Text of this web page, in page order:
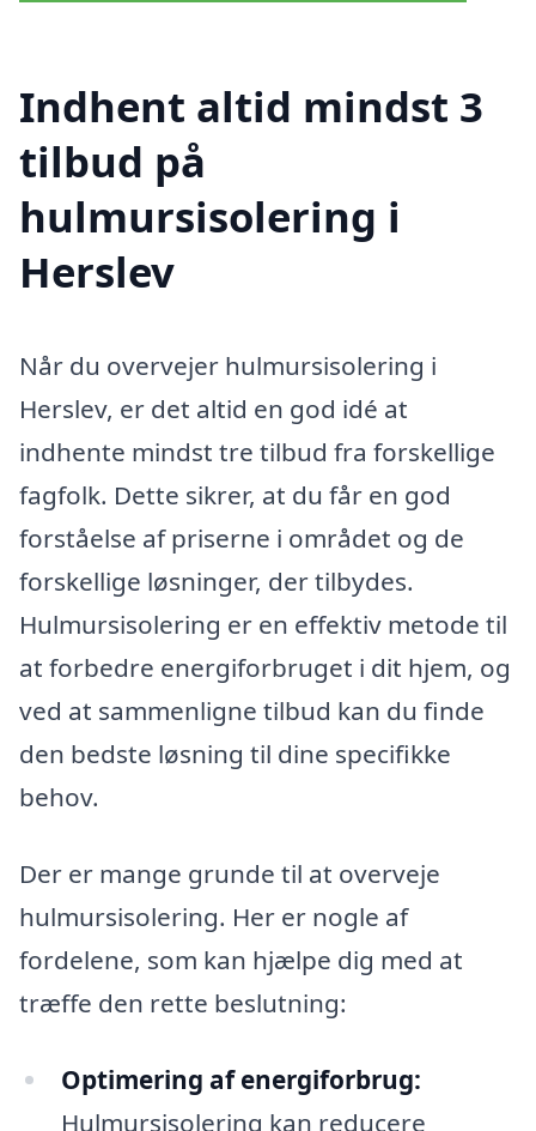
Indhent altid mindst 3
tilbud på
hulmursisolering i
Herslev
Når du overvejer hulmursisolering i
Herslev, er det altid en god idé at
indhente mindst tre tilbud fra forskellige
fagfolk. Dette sikrer, at du får en god
forståelse af priserne i området og de
forskellige løsninger, der tilbydes.
Hulmursisolering er en effektiv metode til
at forbedre energiforbruget i dit hjem, og
ved at sammenligne tilbud kan du finde
den bedste løsning til dine specifikke
behov.
Der er mange grunde til at overveje
hulmursisolering. Her er nogle af
fordelene, som kan hjælpe dig med at
træffe den rette beslutning:
Optimering af energiforbrug:
Hulmursisolering kan reducere